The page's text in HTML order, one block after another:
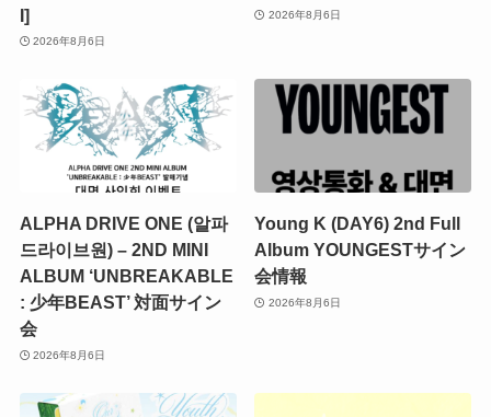
I]
2026年8月6日
2026年8月6日
ALPHA DRIVE ONE (알파
드라이브원) – 2ND MINI
ALBUM ‘UNBREAKABLE
: 少年BEAST’ 対面サイン
会
2026年8月6日
Young K (DAY6) 2nd Full
Album YOUNGESTサイン
会情報
2026年8月6日